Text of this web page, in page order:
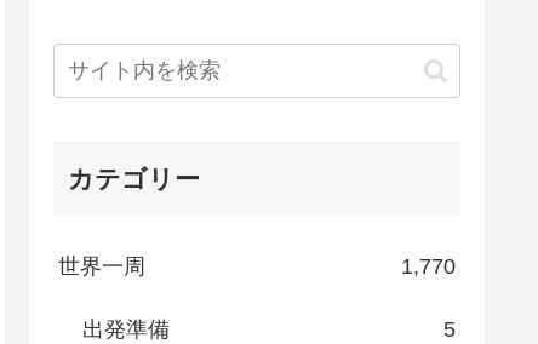
カテゴリー
世界一周 1,770
出発準備 5